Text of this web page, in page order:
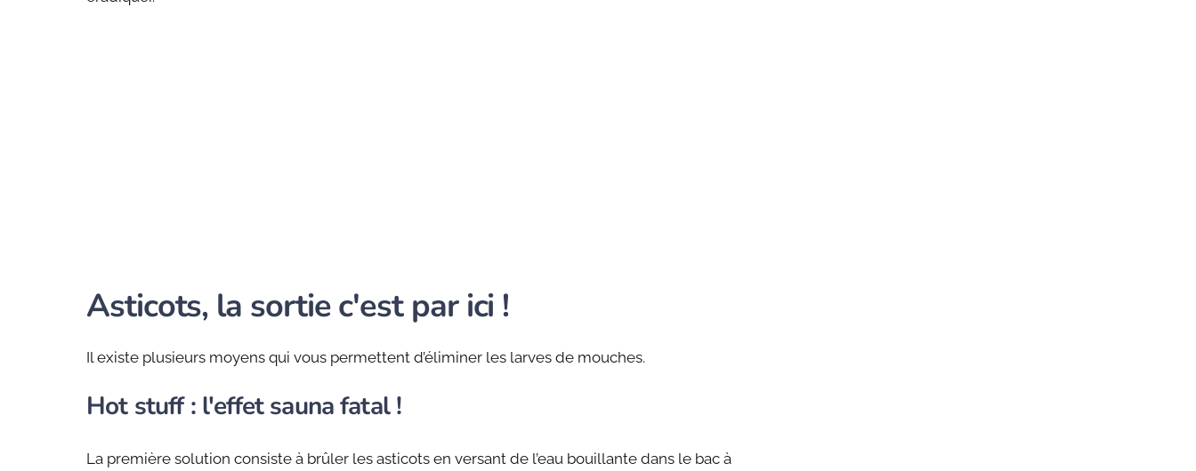
Asticots, la sortie c'est par ici !
Il existe plusieurs moyens qui vous permettent d’éliminer les larves de mouches.
Hot stuff : l'effet sauna fatal !
La première solution consiste à brûler les asticots en versant de l’eau bouillante dans le bac à